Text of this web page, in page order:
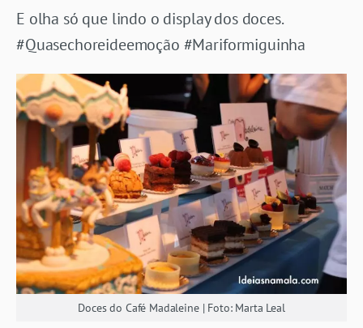
E olha só que lindo o display dos doces.
#Quasechoreideemoção #Mariformiguinha
Doces do Café Madaleine | Foto: Marta Leal